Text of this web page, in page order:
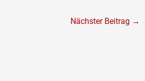
Nächster Beitrag →